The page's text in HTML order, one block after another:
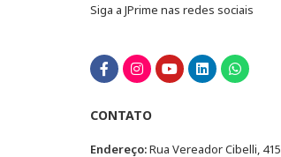
Siga a JPrime nas redes sociais
CONTATO
Endereço:Rua Vereador Cibelli, 415